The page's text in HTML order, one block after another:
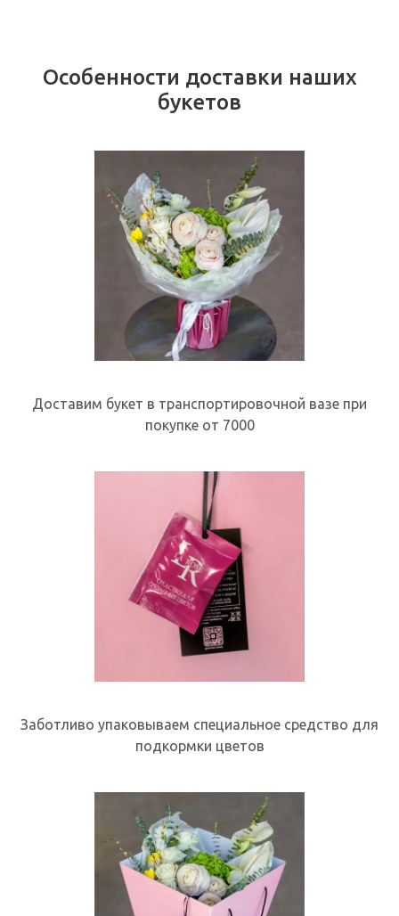
Особенности доставки наших
букетов
Доставим букет в транспортировочной вазе при
покупке от 7000
Заботливо упаковываем специальное средство для
подкормки цветов